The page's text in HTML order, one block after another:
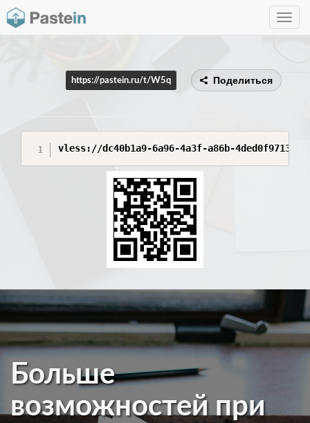
Toggle
https://pastein.ru/t/W5q Поделиться
vless://dc40b1a9-6a96-4a3f-a86b-
Больше
возможностей при